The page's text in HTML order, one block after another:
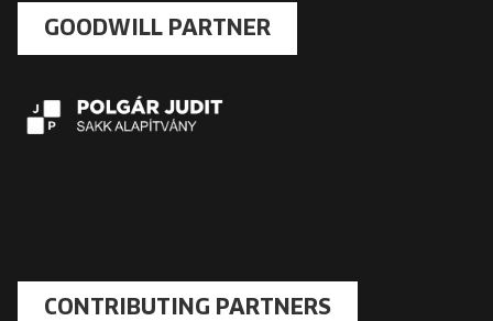
GOODWILL PARTNER
CONTRIBUTING PARTNERS